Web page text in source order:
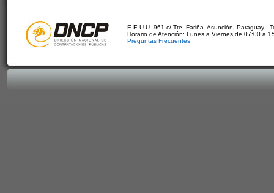
E.E.U.U. 961 c/ Tte. Fariña. Asunción, Paraguay -
Horario de Atención: Lunes a Viernes de 07:00 a
Preguntas Frecuentes